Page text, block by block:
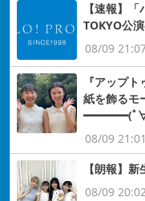
【速報】
TOKYO公
08/09
『アップ
紙を飾るモ
━━━━(ﾟ
08/09 21:01
【朗報】
08/09